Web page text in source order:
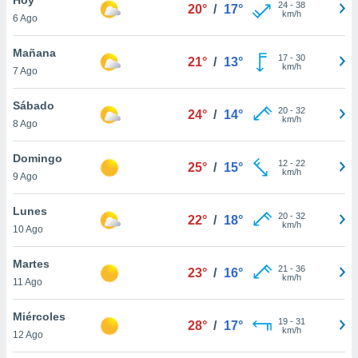
en
más
nuestra
de
cookies
aceptar
6 Ago
20° / 17° 24- 38
km/h
Mañana
7 Ago
21° / 13° 17- 30
km/h
Sábado
8 Ago
24° / 14° 20- 32
km/h
Domingo
9 Ago
25° / 15° 12- 22
km/h
Lunes
10 Ago
22° / 18° 20- 32
km/h
Martes
11 Ago
23° / 16° 21 - 36
km/h
Miércoles
12 Ago
28° / 17° 19- 31
km/h